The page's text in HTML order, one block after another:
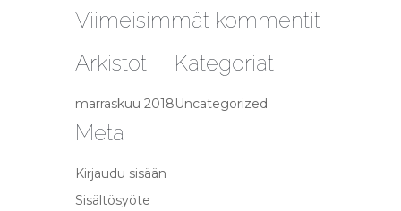
Viimeisimmät kommentit
Arkistot
marraskuu 2018
Kategoriat
Uncategorized
Meta
Kirjaudu sisään
Sisältösyöte